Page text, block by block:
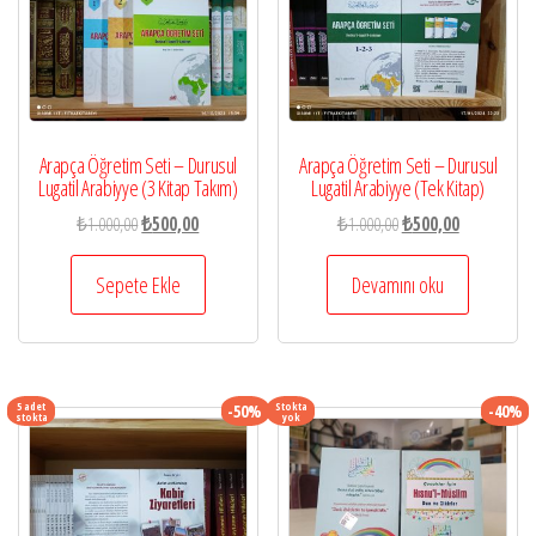
Arapça Öğretim Seti – Durusul
Lugatil Arabiyye (3 Kitap Takım)
₺1.000,00Orijinal
fiyat:
₺1.000,00.
₺500,00Şu
andaki
₺500,00.
Sepete Ekle
Arapça Öğretim Seti – Durusul
Lugatil Arabiyye (Tek Kitap)
₺1.000,00Orijinal
fiyat:
₺1.000,00.
₺500,00Şu
andaki
₺500,00.
Devamını oku
5 adet
stokta -50% Stokta
yok -40%